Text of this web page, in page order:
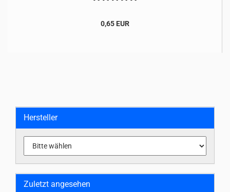
0,65 EUR
Hersteller
Zuletzt angesehen